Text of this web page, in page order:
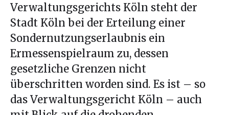
Verwaltungsgerichts Köln steht der
Stadt Köln bei der Erteilung einer
Sondernutzungserlaubnis ein
Ermessenspielraum zu, dessen
gesetzliche Grenzen nicht
überschritten worden sind. Es ist – so
das Verwaltungsgericht Köln – auch